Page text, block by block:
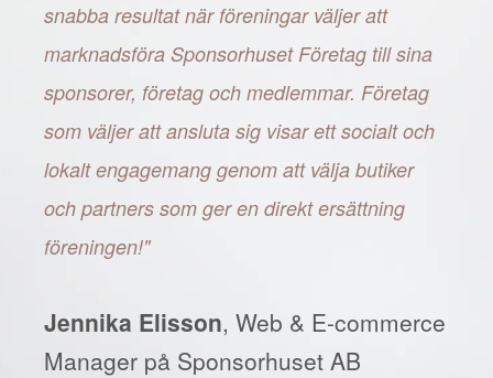
snabba resultat när föreningar väljer att
marknadsföra Sponsorhuset Företag till sina
sponsorer, företag och medlemmar. Företag
som väljer att ansluta sig visar ett socialt och
lokalt engagemang genom att välja butiker
och partners som ger en direkt ersättning
föreningen!"
Jennika Elisson, Web & E-commerce
Manager på Sponsorhuset AB